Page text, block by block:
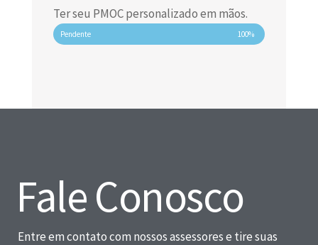
Ter seu PMOC personalizado em mãos.
Pendente 100%
Fale Conosco
Entre em contato com nossos assessores e tire suas